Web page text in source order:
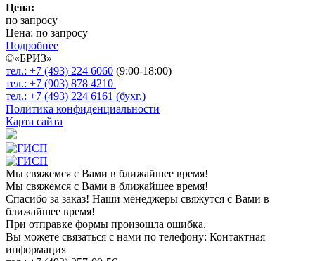
Цена:
по запросу
Цена: по запросу
Подробнее
©«БРИЗ»
тел.: +7 (493) 224 6060 (9:00-18:00)
тел.: +7 (903) 878 4210
тел.: +7 (493) 224 6161 (бухг.)
Политика конфиденциальности
Карта сайта
Мы свяжемся с Вами в ближайшее время!
Мы свяжемся с Вами в ближайшее время!
Спасибо за заказ! Наши менеджеры свяжутся с Вами в
ближайшее время!
При отправке формы произошла ошибка.
Вы можете связаться с нами по телефону: Контактная
информация